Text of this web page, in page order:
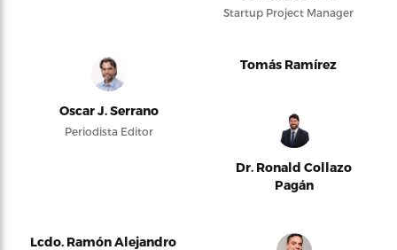
Startup Project Manager
Oscar J. Serrano
Periodista Editor
Tomás Ramírez
Dr. Ronald Collazo
Pagán
Lcdo. Ramón Alejandro